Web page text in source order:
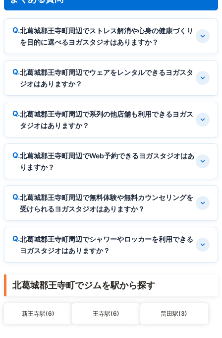
北葛城郡王寺町周辺でストレス解消や心身の健康づくり
を目的に選べるヨガスタジオはありますか？
北葛城郡王寺町周辺でウェアをレンタルできるヨガスタ
ジオはありますか？
北葛城郡王寺町周辺で系列の他店舗も利用できるヨガス
タジオはありますか？
北葛城郡王寺町周辺でWeb予約できるヨガスタジオはあ
りますか？
北葛城郡王寺町周辺で無料体験や無料カウンセリングを
受けられるヨガスタジオはありますか？
北葛城郡王寺町周辺でシャワーやロッカーを利用できる
ヨガスタジオはありますか？
北葛城郡王寺町でジムを駅から探す
新王寺駅(6) 王寺駅(6) 畠田駅(3)